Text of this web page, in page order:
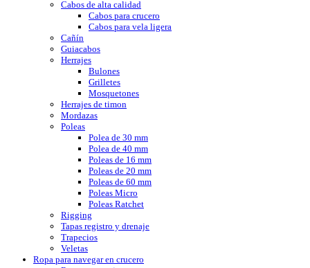
Cabos de alta calidad
Cabos para crucero
Cabos para vela ligera
Cañín
Guiacabos
Herrajes
Bulones
Grilletes
Mosquetones
Herrajes de timon
Mordazas
Poleas
Polea de 30 mm
Polea de 40 mm
Poleas de 16 mm
Poleas de 20 mm
Poleas de 60 mm
Poleas Micro
Poleas Ratchet
Rigging
Tapas registro y drenaje
Trapecios
Veletas
Ropa para navegar en crucero